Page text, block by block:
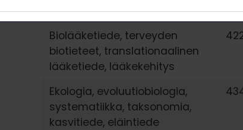
molekyylibiologia, solubiologia
Biolääketiede, terveyden
biotieteet, translationaalinen
lääketiede, lääkekehitys
Ekologia, evoluutiobiologia,
systematiikka, taksonomia,
kasvitiede, eläintiede